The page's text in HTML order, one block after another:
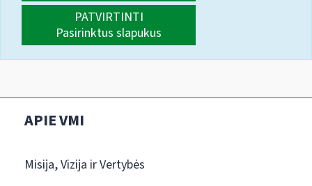
PATVIRTINTI
Pasirinktus slapukus
APIE VMI
Misija, Vizija ir Vertybės